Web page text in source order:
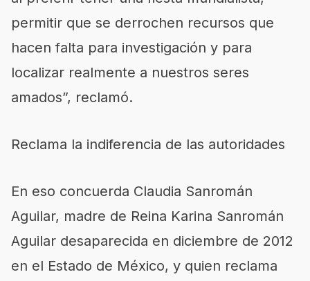
permitir que se derrochen recursos que
hacen falta para investigación y para
localizar realmente a nuestros seres
amados”, reclamó.
Reclama la indiferencia de las autoridades
En eso concuerda Claudia Sanromán
Aguilar, madre de Reina Karina Sanromán
Aguilar desaparecida en diciembre de 2012
en el Estado de México, y quien reclama